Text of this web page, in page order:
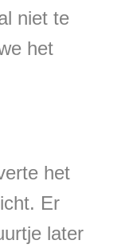
niet te
het
het
Er
later